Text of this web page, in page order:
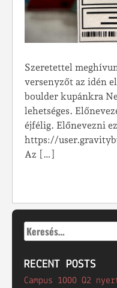
Szeretettel
versenyzőt az idén
boulder kupánkra
lehetséges.
éjfélig. Előnevezni
https://
Az […]
Keresés:
RECENT POSTS
Campus 1000 Q2